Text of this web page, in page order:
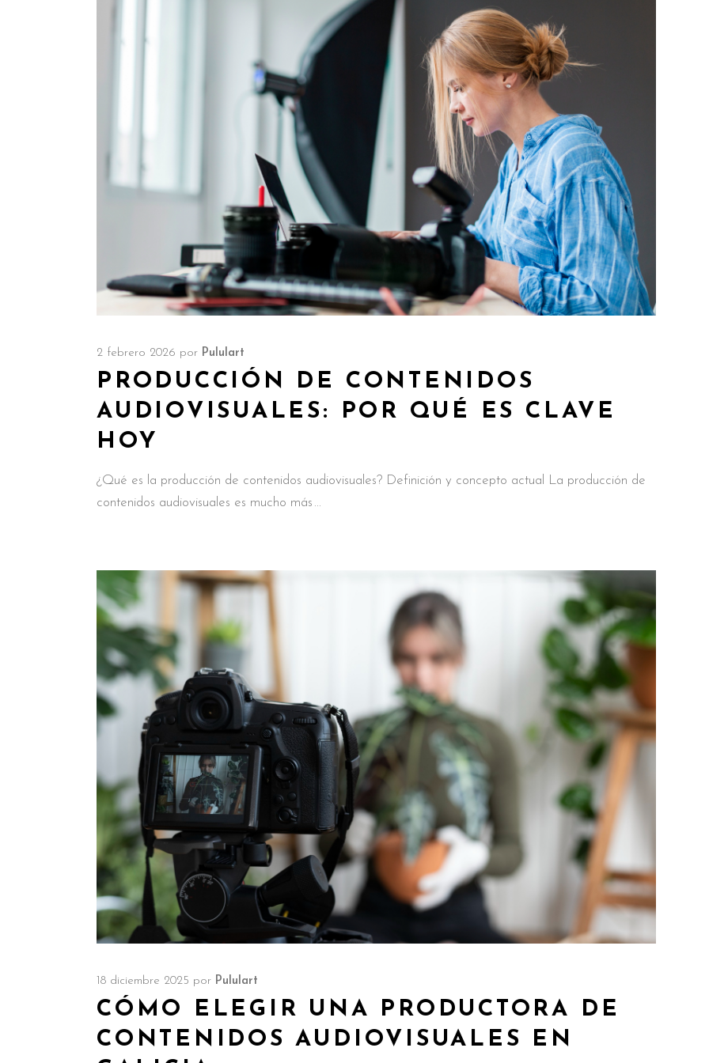
2 febrero 2026 por Pululart
PRODUCCIÓN DE CONTENIDOS
AUDIOVISUALES: POR QUÉ ES CLAVE
HOY
¿Qué es la producción de contenidos audiovisuales? Definición y concepto actual La producción de
contenidos audiovisuales es mucho más
18 diciembre 2025 por Pululart
CÓMO ELEGIR UNA PRODUCTORA DE
CONTENIDOS AUDIOVISUALES EN